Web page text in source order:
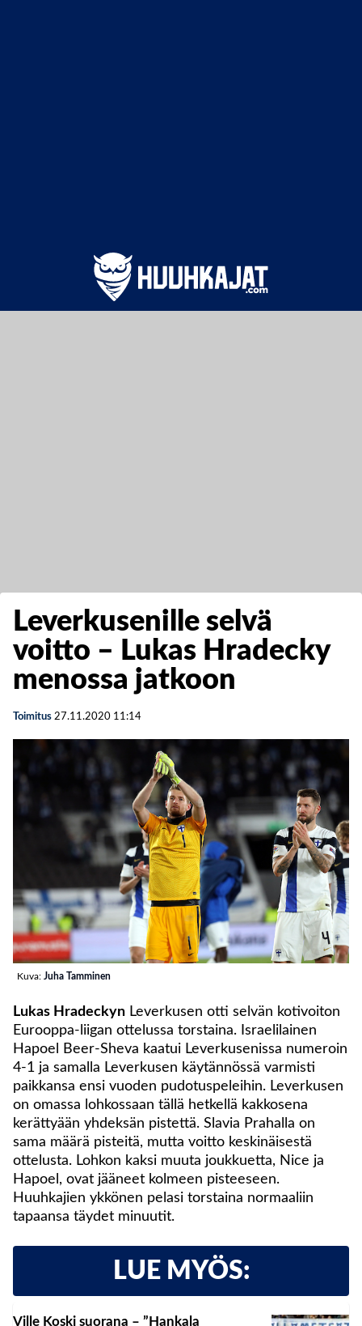
Leverkusenille selvä
voitto – Lukas Hradecky
menossa jatkoon
Toimitus 27.11.2020 11:14
Kuva: Juha Tamminen
Lukas Hradeckyn Leverkusen otti selvän kotivoiton
Eurooppa-liigan ottelussa torstaina. Israelilainen
Hapoel Beer-Sheva kaatui Leverkusenissa numeroin
4-1 ja samalla Leverkusen käytännössä varmisti
paikkansa ensi vuoden pudotuspeleihin. Leverkusen
on omassa lohkossaan tällä hetkellä kakkosena
kerättyään yhdeksän pistettä. Slavia Prahalla on
sama määrä pisteitä, mutta voitto keskinäisestä
ottelusta. Lohkon kaksi muuta joukkuetta, Nice ja
Hapoel, ovat jääneet kolmeen pisteeseen.
Huuhkajien ykkönen pelasi torstaina normaaliin
tapaansa täydet minuutit.
LUE MYÖS:
Ville Koski suorana – ”Hankala